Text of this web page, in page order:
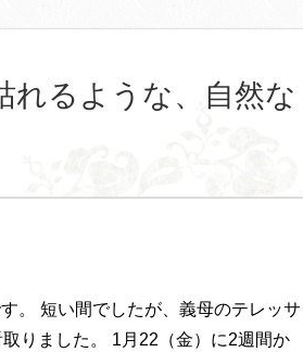
るような、自然な
。 短い間でしたが、義母のテレッサ
取りました。 1月22（金）に2週間か